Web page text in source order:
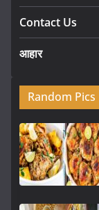
Contact Us
आहार
Random Pics